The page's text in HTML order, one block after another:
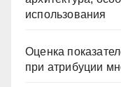
использования
Оценка
при атрибуции